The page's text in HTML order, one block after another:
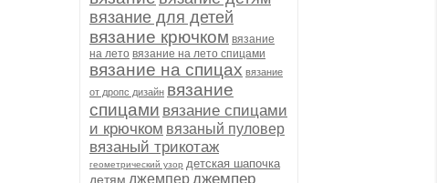
вязание для детей
вязание крючком вязание
на лето вязание на лето спицами
вязание на спицах вязание
от дропс дизайн вязание
спицами вязание спицами
и крючком вязаный пуловер
вязаный трикотаж
геометрический узор детская шапочка
детям джемперджемпер